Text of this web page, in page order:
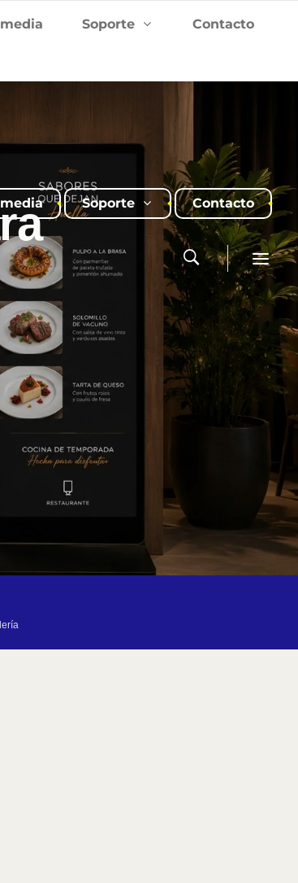
Soporte Contacto
Soporte Contacto